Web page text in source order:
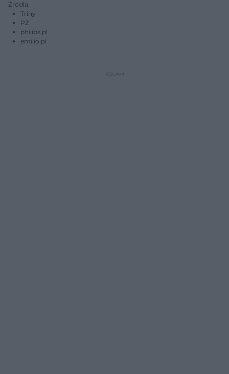
Źródła:
Triny
PZ
philips.pl
emilio.pl